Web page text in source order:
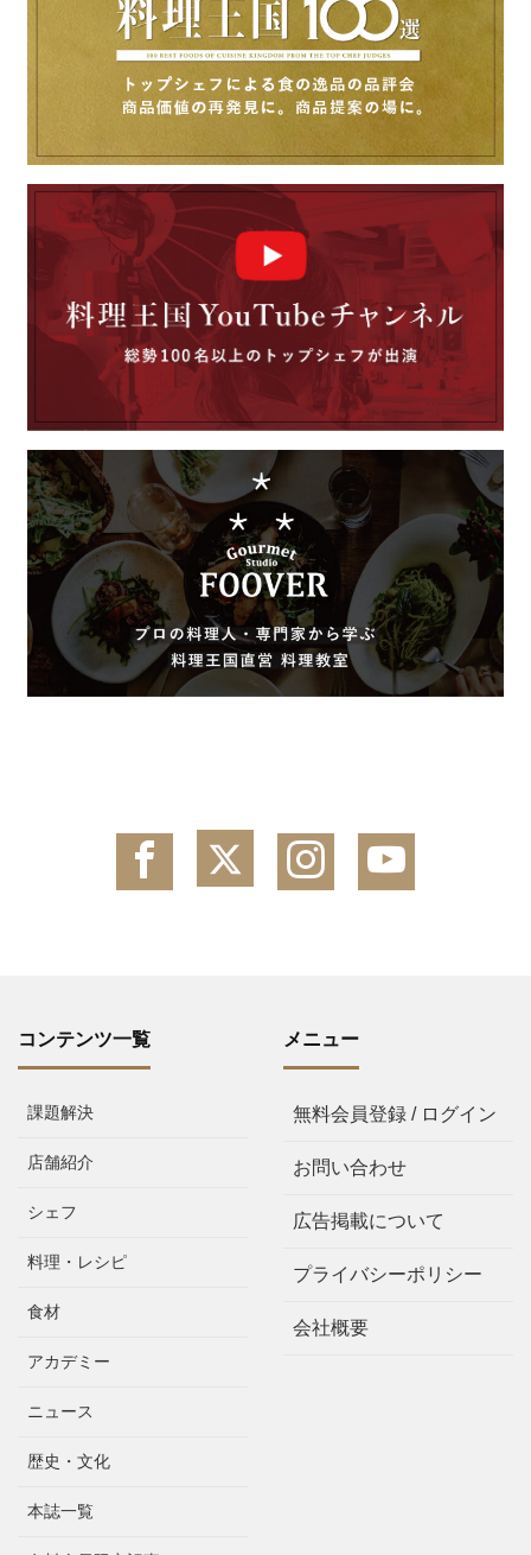
コンテンツ一覧
課題解決
店舗紹介
シェフ
料理・レシピ
食材
アカデミー
ニュース
歴史・文化
本誌一覧
メニュー
無料会員登録 / ログイン
お問い合わせ
広告掲載について
プライバシーポリシー
会社概要